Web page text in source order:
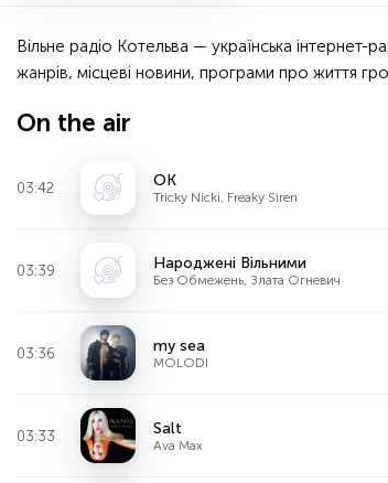
Вільне радіо Котельва — українська інтернет-
жанрів, місцеві новини, програми про життя
On the air
03:42 OK
Tricky Nicki, Freaky Siren
03:39 Народжені Вільними
Без Обмежень, Злата Огневич
03:36 my sea
MOLODI
03:33 Salt
Ava Max